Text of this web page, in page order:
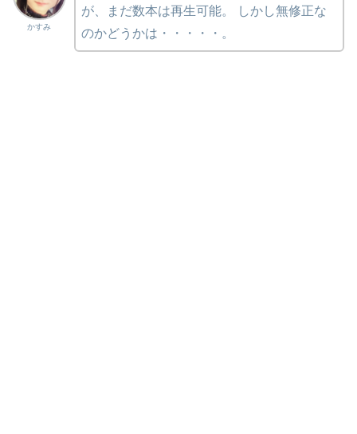
かすみ
が、まだ数本は再生可能。 しかし無修正な
のかどうかは・・・・・。